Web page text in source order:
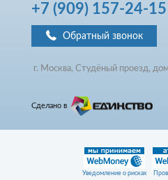
+7 (909) 157-24-15
Обратный звонок
г. Москва, Студёный проезд, дом
Сделано в
Уведомление о рисках